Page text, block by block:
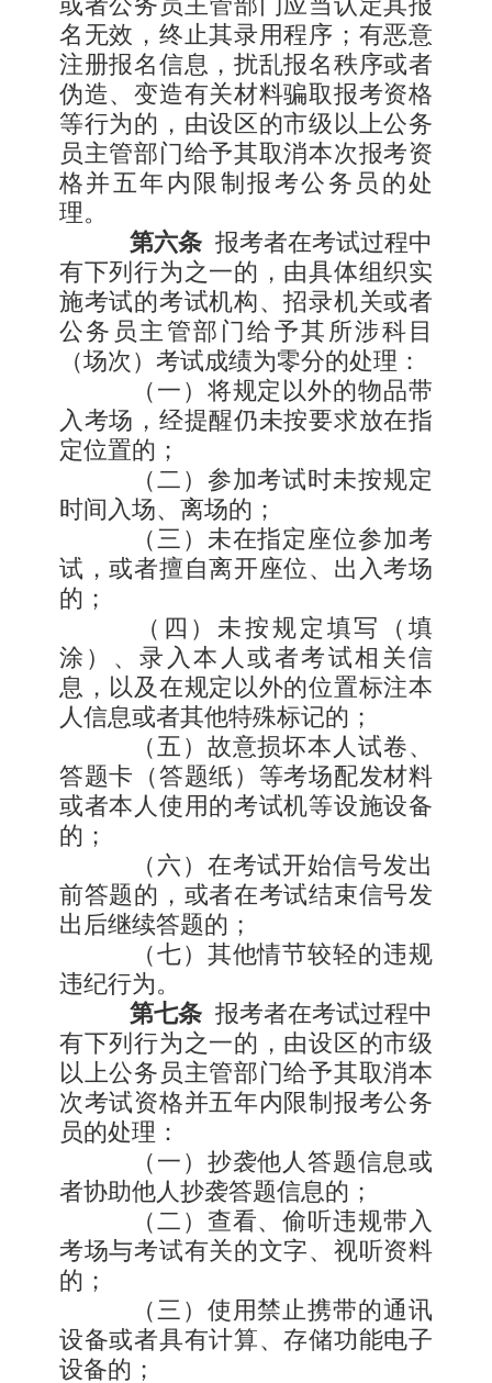
名无效，终止其录用程序；有恶意
注册报名信息，扰乱报名秩序或者
伪造、变造有关材料骗取报考资格
等行为的，由设区的市级以上公务
员主管部门给予其取消本次报考资
格并五年内限制报考公务员的处
理。
第六条 报考者在考试过程中
有下列行为之一的，由具体组织实
施考试的考试机构、招录机关或者
公务员主管部门给予其所涉科目
（场次）考试成绩为零分的处理：
（一）将规定以外的物品带
入考场，经提醒仍未按要求放在指
定位置的；
（二）参加考试时未按规定
时间入场、离场的；
（三）未在指定座位参加考
试，或者擅自离开座位、出入考场
的；
（四）未按规定填写（填
涂）、录入本人或者考试相关信
息，以及在规定以外的位置标注本
人信息或者其他特殊标记的；
（五）故意损坏本人试卷、
答题卡（答题纸）等考场配发材料
或者本人使用的考试机等设施设备
的；
（六）在考试开始信号发出
前答题的，或者在考试结束信号发
出后继续答题的；
（七）其他情节较轻的违规
违纪行为。
第七条 报考者在考试过程中
有下列行为之一的，由设区的市级
以上公务员主管部门给予其取消本
次考试资格并五年内限制报考公务
员的处理：
（一）抄袭他人答题信息或
者协助他人抄袭答题信息的；
（二）查看、偷听违规带入
考场与考试有关的文字、视听资料
的；
（三）使用禁止携带的通讯
设备或者具有计算、存储功能电子
设备的；